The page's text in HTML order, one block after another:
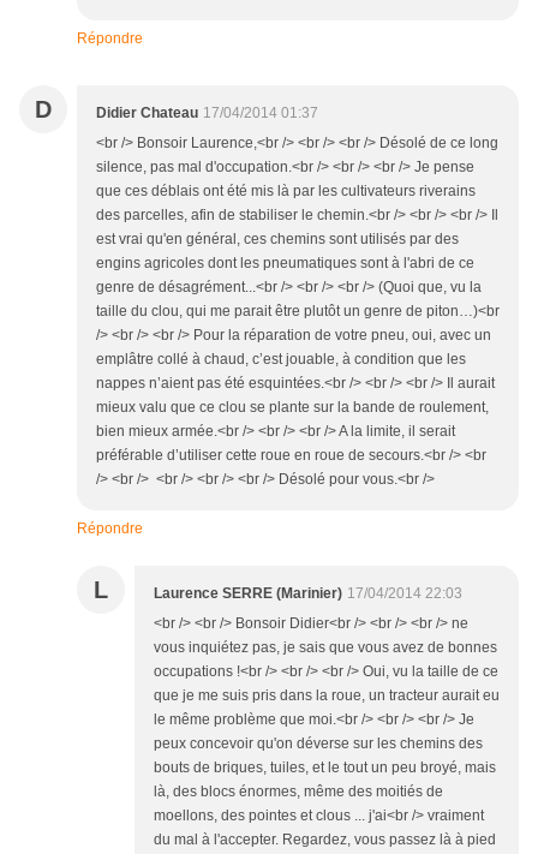
Répondre
D Didier Chateau 17/04/2014 01:37
<br /> Bonsoir Laurence,<br /> <br /> <br /> Désolé de ce long
silence, pas mal d'occupation.<br /> <br /> <br /> Je pense
que ces déblais ont été mis là par les cultivateurs riverains
des parcelles, afin de stabiliser le chemin.<br /> <br /> <br /> Il
est vrai qu'en général, ces chemins sont utilisés par des
engins agricoles dont les pneumatiques sont à l'abri de ce
genre de désagrément...<br /> <br /> <br /> (Quoi que, vu la
taille du clou, qui me parait être plutôt un genre de piton…)<br
/> <br /> <br /> Pour la réparation de votre pneu, oui, avec un
emplâtre collé à chaud, c’est jouable, à condition que les
nappes n’aient pas été esquintées.<br /> <br /> <br /> Il aurait
mieux valu que ce clou se plante sur la bande de roulement,
bien mieux armée.<br /> <br /> <br /> A la limite, il serait
préférable d’utiliser cette roue en roue de secours.<br /> <br
/> <br /> <br /> <br /> <br /> Désolé pour vous.<br />
Répondre
L Laurence SERRE (Marinier) 17/04/2014 22:03
<br /> <br /> Bonsoir Didier<br /> <br /> <br /> ne
vous inquiétez pas, je sais que vous avez de bonnes
occupations !<br /> <br /> <br /> Oui, vu la taille de ce
que je me suis pris dans la roue, un tracteur aurait eu
le même problème que moi.<br /> <br /> <br /> Je
peux concevoir qu'on déverse sur les chemins des
bouts de briques, tuiles, et le tout un peu broyé, mais
là, des blocs énormes, même des moitiés de
moellons, des pointes et clous ... j'ai<br /> vraiment
du mal à l'accepter. Regardez, vous passez là à pied